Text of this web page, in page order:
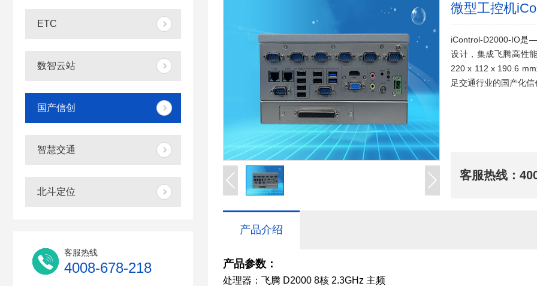
ETC
数智云站
国产信创
智慧交通
北斗定位
客服热线
4008-678-218
微型工控机
iControl-D2000-IO是
设计，集成飞腾高性
220 x 112 x 190.6
足交通行业的国产化
客服热线：
产品介绍
产品参数：
处理器：飞腾 D2000 8核 2.3GHz 主频